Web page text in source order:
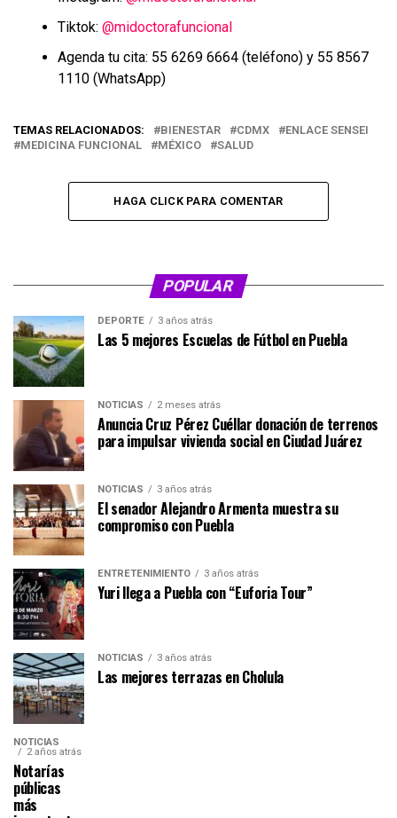
Tiktok: @midoctorafuncional
Agenda tu cita: 55 6269 6664 (teléfono) y 55 8567
1110 (WhatsApp)
TEMAS RELACIONADOS: BIENESTAR CDMX
ENLACE SENSEI
MEDICINA FUNCIONAL
MÉXICO SALUD
HAGA CLICK PARA COMENTAR
POPULAR
DEPORTE 3 años atrás
Las 5 mejores Escuelas de Fútbol en Puebla
NOTICIAS 2 meses atrás
Anuncia Cruz Pérez Cuéllar donación de terrenos
para impulsar vivienda social en Ciudad Juárez
NOTICIAS 3 años atrás
El senador Alejandro Armenta muestra su
compromiso con Puebla
ENTRETENIMIENTO 3 años atrás
Yuri llega a Puebla con “Euforia Tour”
NOTICIAS 3 años atrás
Las mejores terrazas en Cholula
NOTICIAS
2 años atrás
Notarías
públicas
más